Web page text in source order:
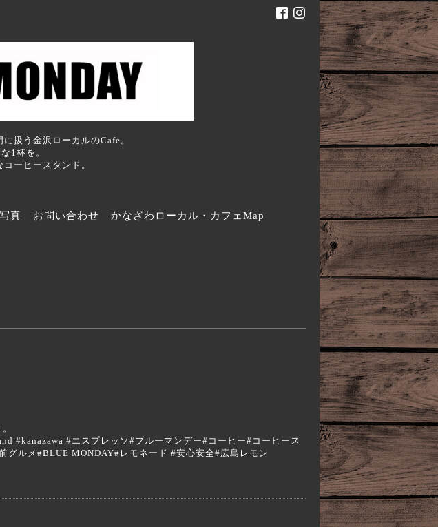
扱う金沢ローカルのCafe。
1杯を。
ーヒースタンド。
写真 お問い合わせ かなざわローカル・カフェMap
す。
#kanazawa #エスプレッソ#ブルーマンデー#コーヒー#コーヒース
グルメ#BLUE MONDAY#レモネード #安心安全#広島レモン